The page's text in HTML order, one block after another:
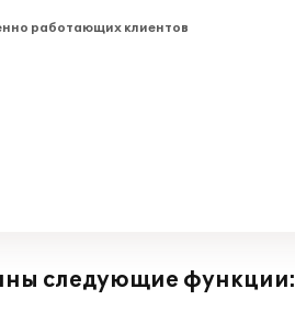
работающих клиентов
следующие функции: